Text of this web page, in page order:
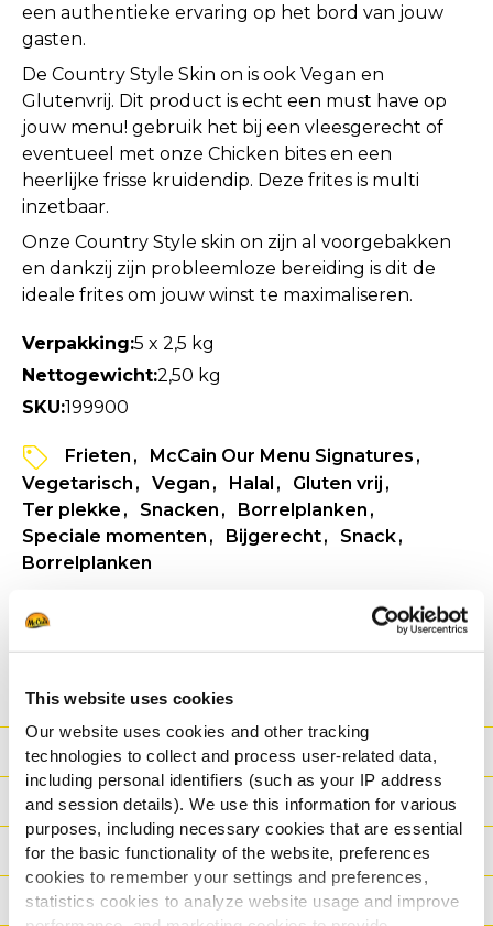
This website uses cookies
Our website uses cookies and other tracking
technologies to collect and process user-related data,
including personal identifiers (such as your IP address
and session details). We use this information for various
purposes, including necessary cookies that are essential
for the basic functionality of the website, preferences
cookies to remember your settings and preferences,
statistics cookies to analyze website usage and improve
een authentieke ervaring op het bord van jouw
gasten.
De Country Style Skin on is ook Vegan en
Glutenvrij. Dit product is echt een must have op
jouw menu! gebruik het bij een vleesgerecht of
eventueel met onze Chicken bites en een
heerlijke frisse kruidendip. Deze frites is multi
inzetbaar.
Onze Country Style skin on zijn al voorgebakken
en dankzij zijn probleemloze bereiding is dit de
ideale frites om jouw winst te maximaliseren.
Verpakking:5 x 2,5 kg
Nettogewicht:2,50 kg
SKU:199900
Frieten
McCain Our Menu Signatures
Vegetarisch
Vegan Halal
Gluten vrij
Ter plekke
Snacken
Borrelplanken
Speciale momenten
Bijgerecht
Snack
Borrelplanken
Voordeel
Nutritionele informatie
Ingrediënten
Gewicht/Logistiek